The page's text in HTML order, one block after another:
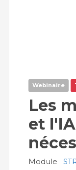
Webinaire
Les
et
Module